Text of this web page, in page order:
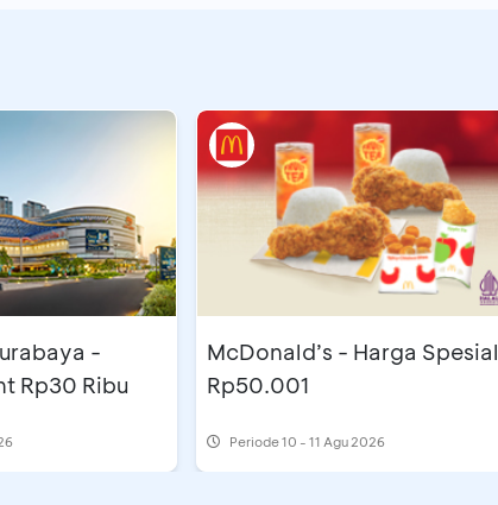
-
Rp30 Ribu
McDonald’s - Harga Spesial
Rp50.001
Periode10 - 11 Agu 2026